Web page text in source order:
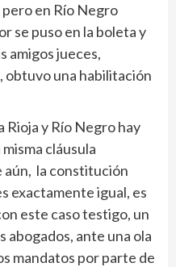
en Río Negro
se puso en la boleta y
amigos jueces,
obtuvo una habilitación
Rioja y Río Negro hay
cláusula
aún, la constitución
exactamente igual, es
este caso testigo, un
abogados, ante una ola
mandatos por parte de